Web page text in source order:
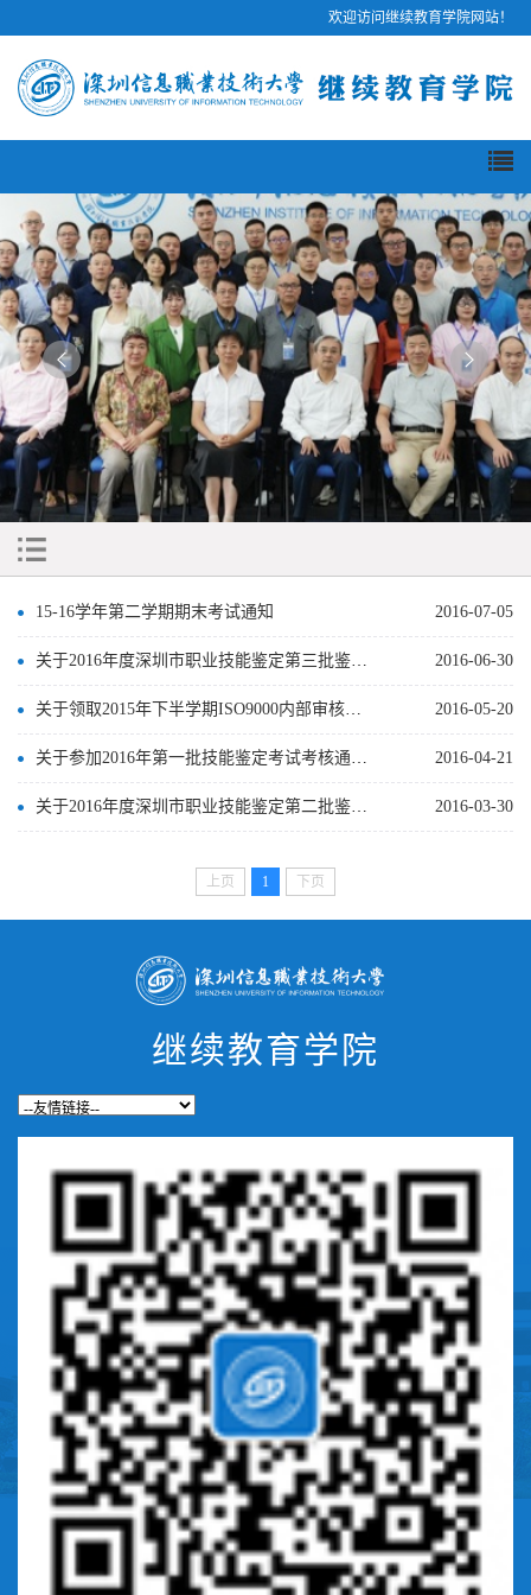
欢迎访问继续教育学院网站！
2016-07-05
15-16学年第二学期期末考试通知
2016-06-30
2016-05-20
2016-04-21
2016-03-30
上页 1 下页
继续教育学院